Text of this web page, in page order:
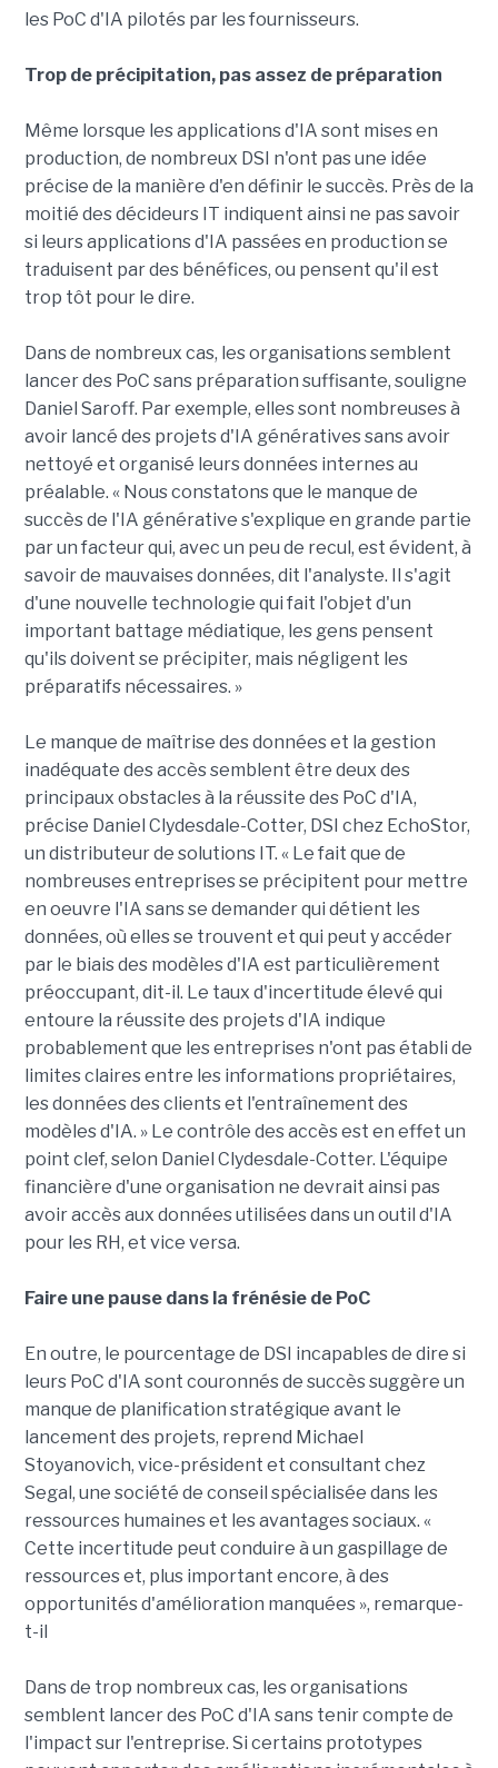
les PoC d'IA pilotés par les fournisseurs.
Trop de précipitation, pas assez de préparation
Même lorsque les applications d'IA sont mises en
production, de nombreux DSI n'ont pas une idée
précise de la manière d'en définir le succès. Près de la
moitié des décideurs IT indiquent ainsi ne pas savoir
si leurs applications d'IA passées en production se
traduisent par des bénéfices, ou pensent qu'il est
trop tôt pour le dire.
Dans de nombreux cas, les organisations semblent
lancer des PoC sans préparation suffisante, souligne
Daniel Saroff. Par exemple, elles sont nombreuses à
avoir lancé des projets d'IA génératives sans avoir
nettoyé et organisé leurs données internes au
préalable. « Nous constatons que le manque de
succès de l'IA générative s'explique en grande partie
par un facteur qui, avec un peu de recul, est évident, à
savoir de mauvaises données, dit l'analyste. Il s'agit
d'une nouvelle technologie qui fait l'objet d'un
important battage médiatique, les gens pensent
qu'ils doivent se précipiter, mais négligent les
préparatifs nécessaires. »
Le manque de maîtrise des données et la gestion
inadéquate des accès semblent être deux des
principaux obstacles à la réussite des PoC d'IA,
précise Daniel Clydesdale-Cotter, DSI chez EchoStor,
un distributeur de solutions IT. « Le fait que de
nombreuses entreprises se précipitent pour mettre
en oeuvre l'IA sans se demander qui détient les
données, où elles se trouvent et qui peut y accéder
par le biais des modèles d'IA est particulièrement
préoccupant, dit-il. Le taux d'incertitude élevé qui
entoure la réussite des projets d'IA indique
probablement que les entreprises n'ont pas établi de
limites claires entre les informations propriétaires,
les données des clients et l'entraînement des
modèles d'IA. » Le contrôle des accès est en effet un
point clef, selon Daniel Clydesdale-Cotter. L'équipe
financière d'une organisation ne devrait ainsi pas
avoir accès aux données utilisées dans un outil d'IA
pour les RH, et vice versa.
Faire une pause dans la frénésie de PoC
En outre, le pourcentage de DSI incapables de dire si
leurs PoC d'IA sont couronnés de succès suggère un
manque de planification stratégique avant le
lancement des projets, reprend Michael
Stoyanovich, vice-président et consultant chez
Segal, une société de conseil spécialisée dans les
ressources humaines et les avantages sociaux. «
Cette incertitude peut conduire à un gaspillage de
ressources et, plus important encore, à des
opportunités d'amélioration manquées », remarque-
t-il
Dans de trop nombreux cas, les organisations
semblent lancer des PoC d'IA sans tenir compte de
l'impact sur l'entreprise. Si certains prototypes